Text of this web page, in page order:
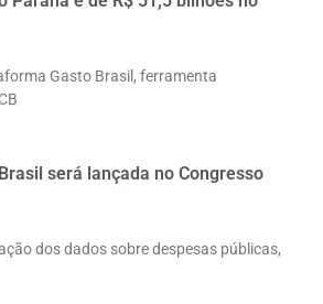
Gasto Brasil, ferramenta
será lançada no Congresso
dos dados sobre despesas públicas,